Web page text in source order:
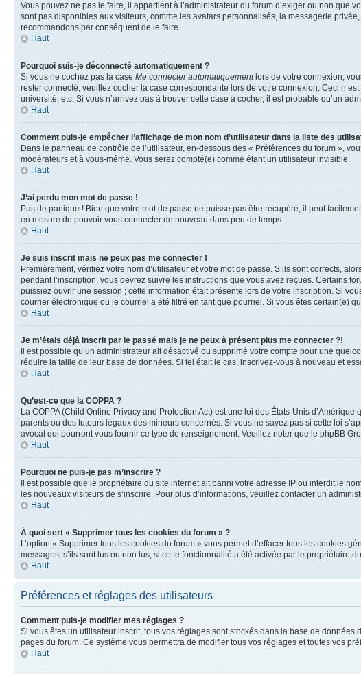
Vous pouvez ne pas le faire, il appartient à l’administrateur du forum d’exiger ou non
sont pas disponibles aux visiteurs, comme les avatars personnalisés, la messagerie
recommandons par conséquent de le faire.
Haut
Pourquoi suis-je déconnecté automatiquement ?
Si vous ne cochez pas la case Me connecter automatiquementlors de votre connexion,
rester connecté, veuillez cocher la case correspondante lors de votre connexion. Ceci
université, etc. Si vous n’arrivez pas à trouver cette case à cocher, il est probable qu’un
Haut
Comment puis-je empêcher l’affichage de mon nom d’utilisateur dans la liste des
Dans le panneau de contrôle de l’utilisateur, en-dessous des « Préférences du forum »,
modérateurs et à vous-même. Vous serez compté(e) comme étant un utilisateur invisible.
Haut
J’ai perdu mon mot de passe !
Pas de panique ! Bien que votre mot de passe ne puisse pas être récupéré, il peut
en mesure de pouvoir vous connecter de nouveau dans peu de temps.
Haut
Je suis inscrit mais ne peux pas me connecter !
Premièrement, vérifiez votre nom d’utilisateur et votre mot de passe. S’ils sont corrects,
pendant l’inscription, vous devrez suivre les instructions que vous avez reçues. Certains
puissiez ouvrir une session ; cette information était présente lors de votre inscription. Si
courrier électronique ou le courriel a été filtré en tant que pourriel. Si vous êtes certain(e)
Haut
Je m’étais déjà inscrit par le passé mais je ne peux à présent plus me connecter ?!
Il est possible qu’un administrateur ait désactivé ou supprimé votre compte pour une
réduire la taille de leur base de données. Si tel était le cas, inscrivez-vous à nouveau et
Haut
Qu’est-ce que la COPPA ?
La COPPA (Child Online Privacy and Protection Act) est une loi des États-Unis
parents ou des tuteurs légaux des mineurs concernés. Si vous ne savez pas si cette loi
avocat qui pourront vous fournir ce type de renseignement. Veuillez noter que le phpBB
Haut
Pourquoi ne puis-je pas m’inscrire ?
Il est possible que le propriétaire du site internet ait banni votre adresse IP ou interdit le
les nouveaux visiteurs de s’inscrire. Pour plus d’informations, veuillez contacter un
Haut
À quoi sert « Supprimer tous les cookies du forum » ?
L’option « Supprimer tous les cookies du forum » vous permet d’effacer tous les cookies
messages, s’ils sont lus ou non lus, si cette fonctionnalité a été activée par le
Haut
Préférences et réglages des utilisateurs
Comment puis-je modifier mes réglages ?
Si vous êtes un utilisateur inscrit, tous vos réglages sont stockés dans la base de
pages du forum. Ce système vous permettra de modifier tous vos réglages et toutes vos
Haut